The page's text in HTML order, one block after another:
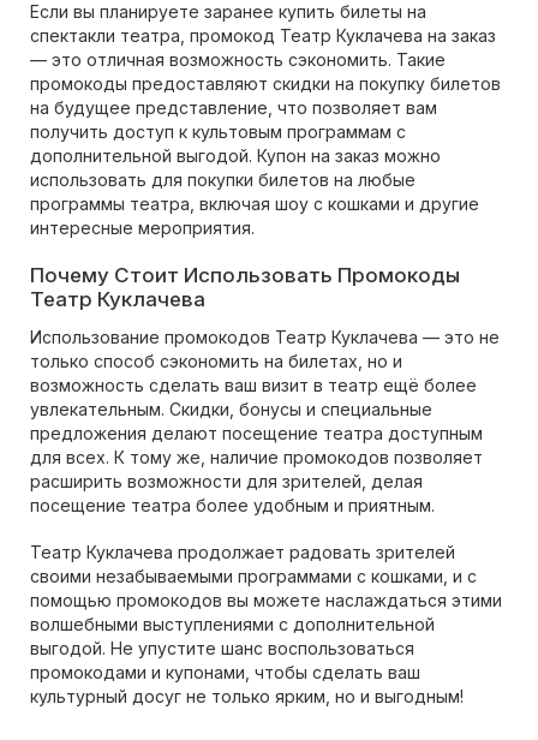
Если вы планируете заранее купить билеты на
спектакли театра, промокод Театр Куклачева на заказ
— это отличная возможность сэкономить. Такие
промокоды предоставляют скидки на покупку билетов
на будущее представление, что позволяет вам
получить доступ к культовым программам с
дополнительной выгодой. Купон на заказ можно
использовать для покупки билетов на любые
программы театра, включая шоу с кошками и другие
интересные мероприятия.
Почему Стоит Использовать Промокоды
Театр Куклачева
Использование промокодов Театр Куклачева — это не
только способ сэкономить на билетах, но и
возможность сделать ваш визит в театр ещё более
увлекательным. Скидки, бонусы и специальные
предложения делают посещение театра доступным
для всех. К тому же, наличие промокодов позволяет
расширить возможности для зрителей, делая
посещение театра более удобным и приятным.
Театр Куклачева продолжает радовать зрителей
своими незабываемыми программами с кошками, и с
помощью промокодов вы можете наслаждаться этими
волшебными выступлениями с дополнительной
выгодой. Не упустите шанс воспользоваться
промокодами и купонами, чтобы сделать ваш
культурный досуг не только ярким, но и выгодным!